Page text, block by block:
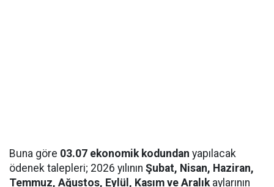
Buna göre 03.07 ekonomik kodundan yapılacak
ödenek talepleri; 2026 yılının Şubat, Nisan, Haziran,
Temmuz, Ağustos, Eylül, Kasım ve Aralıkaylarının